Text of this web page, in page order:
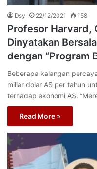
Dsy 22/12/2021 158
Profesor Harvard,
Dinyatakan
dengan “Program
Beberapa kalangan
miliar dolar AS per tahun
terhadap ekonomi AS.
Read More »